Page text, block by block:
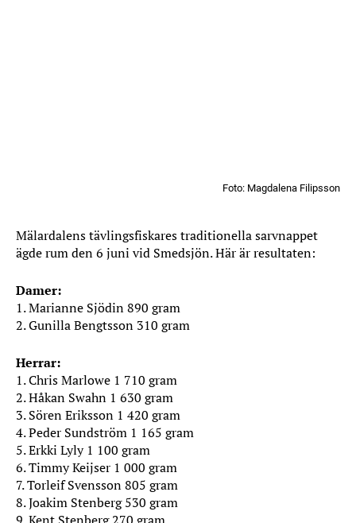
Foto: Magdalena Filipsson
Mälardalens tävlingsfiskares traditionella sarvnappet
ägde rum den 6 juni vid Smedsjön. Här är resultaten:
Damer:
1. Marianne Sjödin 890 gram
2. Gunilla Bengtsson 310 gram
Herrar:
1. Chris Marlowe 1 710 gram
2. Håkan Swahn 1 630 gram
3. Sören Eriksson 1 420 gram
4. Peder Sundström 1 165 gram
5. Erkki Lyly 1 100 gram
6. Timmy Keijser 1 000 gram
7. Torleif Svensson 805 gram
8. Joakim Stenberg 530 gram